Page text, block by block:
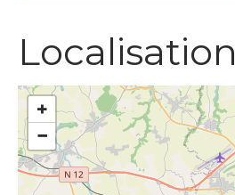
Localisation
+
−